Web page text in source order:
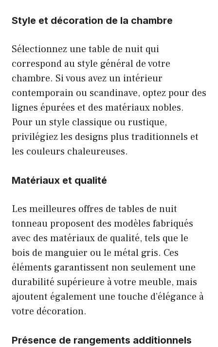
Style et décoration de la chambre
Sélectionnez une table de nuit qui
correspond au style général de votre
chambre. Si vous avez un intérieur
contemporain ou scandinave, optez pour des
lignes épurées et des matériaux nobles.
Pour un style classique ou rustique,
privilégiez les designs plus traditionnels et
les couleurs chaleureuses.
Matériaux et qualité
Les meilleures offres de tables de nuit
tonneau proposent des modèles fabriqués
avec des matériaux de qualité, tels que le
bois de manguier ou le métal gris. Ces
éléments garantissent non seulement une
durabilité supérieure à votre meuble, mais
ajoutent également une touche d’élégance à
votre décoration.
Présence de rangements additionnels